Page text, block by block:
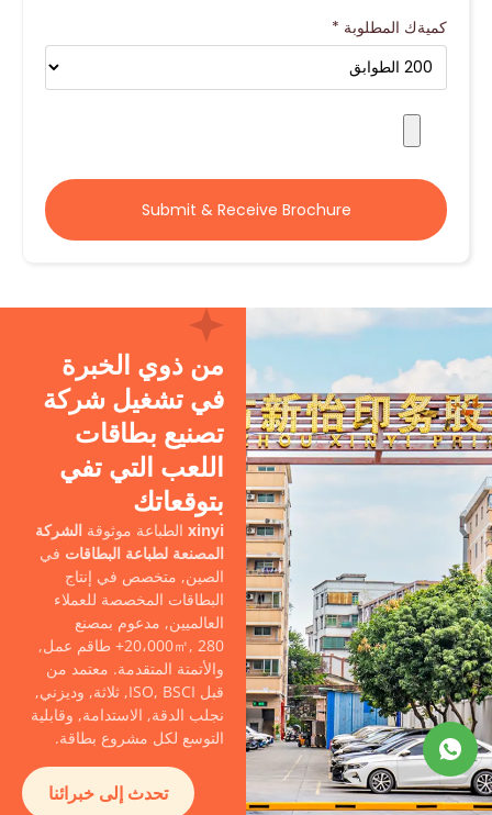
كميةك المطلوبة *
Submit & Receive Brochure
من ذوي الخبرة
في تشغيل شركة
تصنيع بطاقات
اللعب التي تفي
بتوقعاتك
xinyi الطباعة موثوقة الشركة
المصنعة لطباعة البطاقات في
الصين, متخصص في إنتاج
البطاقات المخصصة للعملاء
العالميين, مدعوم بمصنع
20،000㎡, 280+ طاقم عمل,
والأتمتة المتقدمة. معتمد من
قبل ISO, BSCI, ثلاثة, وديزني,
نجلب الدقة, الاستدامة, وقابلية
التوسع لكل مشروع بطاقة.
تحدث إلى خبرائنا